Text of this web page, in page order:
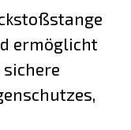
ermöglicht